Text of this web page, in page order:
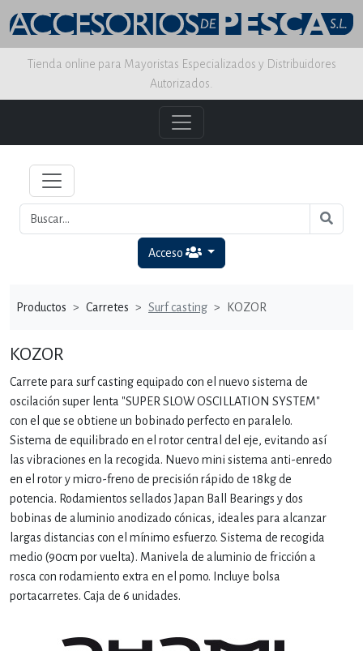
Tienda online para Mayoristas Especializados y Distribuidores
Autorizados.
Acceso
Productos Carretes Surf casting KOZOR
KOZOR
Carrete para surf casting equipado con el nuevo sistema de
oscilación super lenta "SUPER SLOW OSCILLATION SYSTEM"
con el que se obtiene un bobinado perfecto en paralelo.
Sistema de equilibrado en el rotor central del eje, evitando así
las vibraciones en la recogida. Nuevo mini sistema anti-enredo
en el rotor y micro-freno de precisión rápido de 18kg de
potencia. Rodamientos sellados Japan Ball Bearings y dos
bobinas de aluminio anodizado cónicas, ideales para alcanzar
largas distancias con el mínimo esfuerzo. Sistema de recogida
medio (90cm por vuelta). Manivela de aluminio de fricción a
rosca con rodamiento extra en el pomo. Incluye bolsa
portacarretes. Caja de 6 unidades.